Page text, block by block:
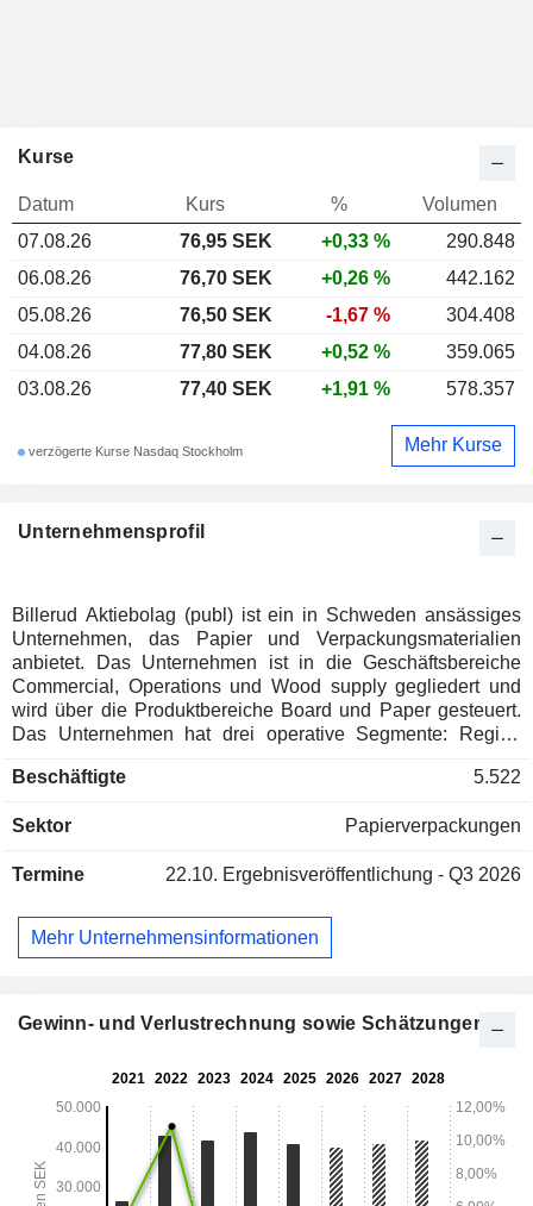
Unternehmensprofil
Billerud Aktiebolag (publ) ist ein in Schweden ansässiges
Unternehmen, das Papier und Verpackungsmaterialien
anbietet. Das Unternehmen ist in die Geschäftsbereiche
Commercial, Operations und Wood supply gegliedert und
wird über die Produktbereiche Board und Paper gesteuert.
Das Unternehmen hat drei operative Segmente: Region
Segment Region Europa umfasst die aus Frischfasern
Verpackungskarton für flüssiges Füllgut, Kraft- und
Marktzellstoff. Das Segment Region Nordamerika umfasst
und Spezialpapieren sowie den Markt. Solutions & Others
umfasst die Bereiche Procurement & Wood Supply, die
Gesellschaften, ungenutzte Vermögenswerte und Erträge
Beschäftigte 5.522
Sektor Papierverpackungen
Termine 22.10. Ergebnisveröffentlichung - Q3 2026
Mehr Unternehmensinformationen
Kurse
Datum Kurs %
Volumen
07.08.26
76,95 SEK +0,33 %
290.848
06.08.26
76,70 SEK +0,26 %
442.162
05.08.26
76,50 SEK -1,67 %
304.408
04.08.26
77,80 SEK +0,52 %
359.065
03.08.26
77,40 SEK +1,91 % 578.357
verzögerte Kurse Nasdaq Stockholm Mehr Kurse
Gewinn- und Verlustrechnung sowie Schätzungen